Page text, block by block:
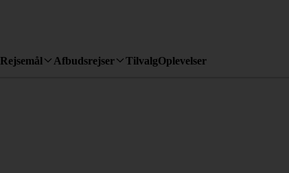
Rejsemål Afbudsrejser TilvalgOplevelser